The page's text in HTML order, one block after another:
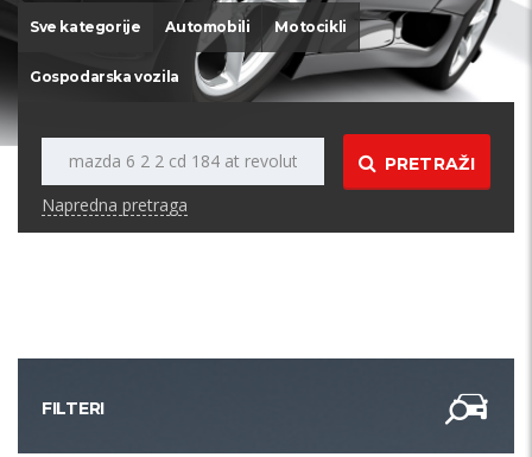
Sve kategorije Automobili Motocikli
Gospodarska vozila
PRETRAŽI
Napredna pretraga
FILTERI